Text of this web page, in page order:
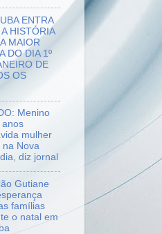
ENTRA
A HISTÓRIA
MAIOR
DO DIA 1º
DE
OS
Menino
anos
mulher
na Nova
diz jornal
Gutiane
famílias
o natal em